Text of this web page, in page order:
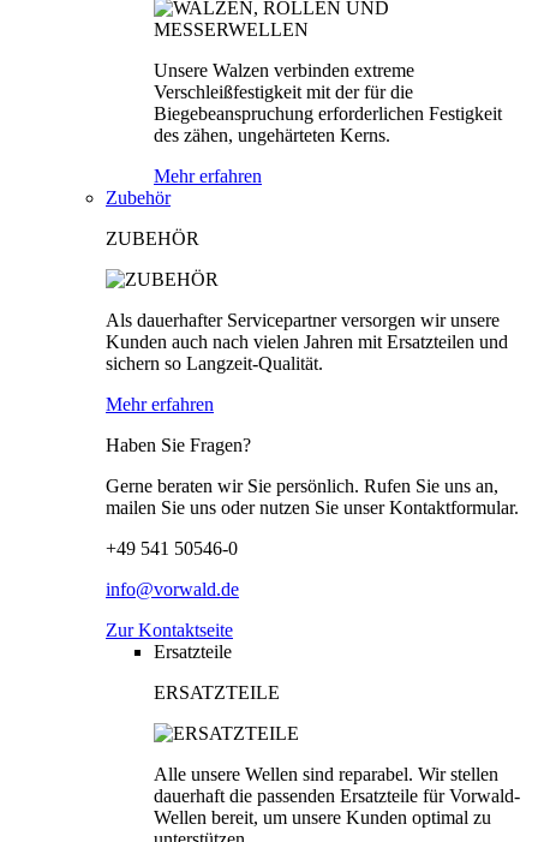
Unsere Walzen verbinden extreme
Verschleißfestigkeit mit der für die
Biegebeanspruchung erforderlichen Festigkeit
des zähen, ungehärteten Kerns.
Mehr erfahren
Zubehör
ZUBEHÖR
Als dauerhafter Servicepartner versorgen wir unsere
Kunden auch nach vielen Jahren mit Ersatzteilen und
sichern so Langzeit-Qualität.
Mehr erfahren
Haben Sie Fragen?
Gerne beraten wir Sie persönlich. Rufen Sie uns an,
mailen Sie uns oder nutzen Sie unser Kontaktformular.
+49 541 50546-0
info@vorwald.de
Zur Kontaktseite
Ersatzteile
ERSATZTEILE
Alle unsere Wellen sind reparabel. Wir stellen
dauerhaft die passenden Ersatzteile für Vorwald-
Wellen bereit, um unsere Kunden optimal zu